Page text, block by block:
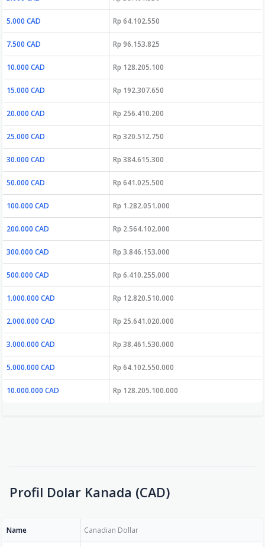
5.000 CAD Rp 64.102.550
7.500 CAD Rp 96.153.825
10.000 CAD Rp 128.205.100
15.000 CAD Rp 192.307.650
20.000 CAD Rp 256.410.200
25.000 CAD Rp 320.512.750
30.000 CAD Rp 384.615.300
50.000 CAD Rp 641.025.500
100.000 CAD Rp 1.282.051.000
200.000 CAD Rp 2.564.102.000
300.000 CAD Rp 3.846.153.000
500.000 CAD Rp 6.410.255.000
1.000.000 CAD Rp 12.820.510.000
2.000.000 CAD Rp 25.641.020.000
3.000.000 CAD Rp 38.461.530.000
5.000.000 CAD Rp 64.102.550.000
10.000.000 CAD Rp 128.205.100.000
Profil Dolar Kanada (CAD)
Name Canadian Dollar